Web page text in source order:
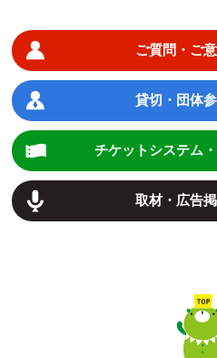
ご質問・ご
貸切・団体
チケットシステム
取材・広告